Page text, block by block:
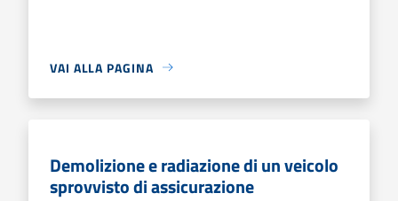
VAI ALLA PAGINA
Demolizione e radiazione di un veicolo
sprovvisto di assicurazione